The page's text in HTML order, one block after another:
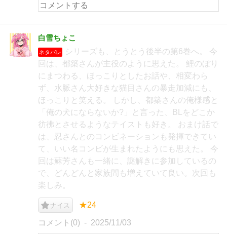
白雪ちょこ
ネタバレ
シリーズも、とうとう後半の第6巻へ。 今
回は、都築さんが主役のように思えた。 鯉のぼり
にまつわる、ほっこりとしたお話や、相変わら
ず、水脈さん大好きな猫目さんの暴走加減にも、
ほっこりと笑える。 しかし、都築さんの俺様感と
「俺の犬にならないか?」と言った、BLをどこか
彷彿とさせるようなテイストも好き。 おまけ話で
は、忍さんとのコンビネーションも発揮できてい
て、いい名コンビが生まれたようにも思えた。 今
回は蘇芳さんも一緒に、謎解きに参加しているの
で、どんどんと家族間も増えていて良い。次回も
楽しみ。
ナイス ★24
コメント(0) 2025/11/03